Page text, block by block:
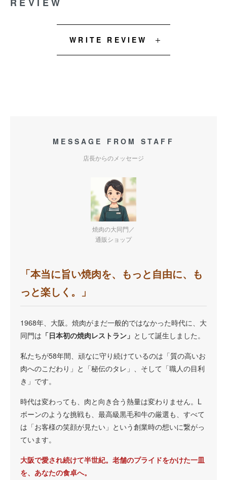
REVIEW
WRITE REVIEW
MESSAGE FROM STAFF
店長からのメッセージ
焼肉の大同門／
通販ショップ
「本当に旨い焼肉を、もっと自由に、も
っと楽しく。」
1968年、大阪。焼肉がまだ一般的ではなかった時代に、大
同門は 「日本初の焼肉レストラン」 として誕生しました。
私たちが58年間、頑なに守り続けているのは「質の高いお
肉へのこだわり」と「秘伝のタレ」、そして「職人の目利
き」です。
時代は変わっても、肉と向き合う熱量は変わりません。L
ボーンのような挑戦も、最高級黒毛和牛の厳選も、すべて
は「お客様の笑顔が見たい」という創業時の想いに繋がっ
ています。
大阪で愛され続けて半世紀。老舗のプライドをかけた一皿
を、あなたの食卓へ。